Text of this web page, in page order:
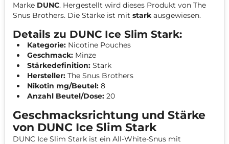
Marke DUNC. Hergestellt wird dieses Produkt von The
Snus Brothers. Die Stärke ist mit stark ausgewiesen.
Details zu DUNC Ice Slim Stark:
Kategorie: Nicotine Pouches
Geschmack: Minze
Stärkedefinition: Stark
Hersteller: The Snus Brothers
Nikotin mg/Beutel: 8
Anzahl Beutel/Dose: 20
Geschmacksrichtung und Stärke
von DUNC Ice Slim Stark
DUNC Ice Slim Stark ist ein All-White-Snus mit